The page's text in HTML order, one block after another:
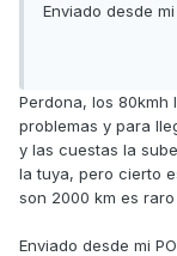
Enviado desde mi
Perdona, los 80kmh
problemas y para
y las cuestas la
la tuya, pero cierto
son 2000 km es
Enviado desde mi